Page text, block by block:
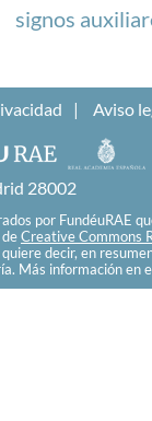
signos
Aviso
28002
por FundéuRAE
Creative Commons
decir, en
Más información en